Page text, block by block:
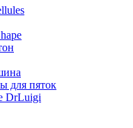
для пяток
DrLuigi